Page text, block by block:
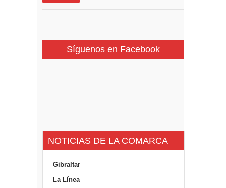
Síguenos en Facebook
NOTICIAS DE LA COMARCA
Gibraltar
La Línea